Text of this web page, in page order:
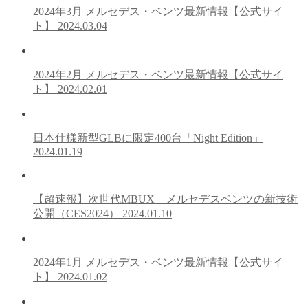
2024年3月 メルセデス・ベンツ最新情報【公式サイ
ト】 2024.03.04
2024年2月 メルセデス・ベンツ最新情報【公式サイ
ト】 2024.02.01
日本仕様新型GLBに限定400台「Night Edition」
2024.01.19
【超速報】次世代MBUX メルセデスベンツの新技術
公開（CES2024） 2024.01.10
2024年1月 メルセデス・ベンツ最新情報【公式サイ
ト】 2024.01.02